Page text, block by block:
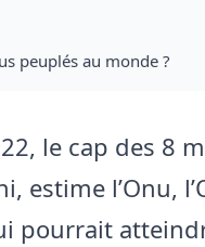
peuplés au monde ?
le cap des 8
estime l’Onu,
pourrait